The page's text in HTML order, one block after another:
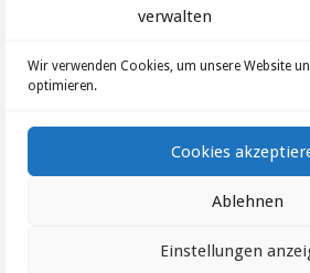
verwalten
Wir verwenden Cookies, um unsere Website
optimieren.
Cookies
Ablehnen
Einstellungen
Datenschutzerklärung
©2026 Evang.-Luth. Kirchengemeinde